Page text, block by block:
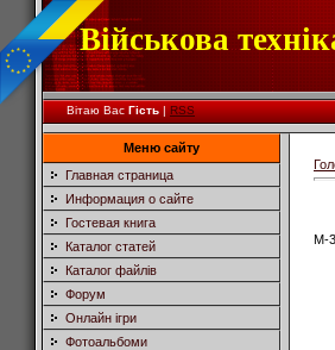
Військова
Вітаю Вас Гість|RSS
Меню сайту
Главная страница
Информация о сайте
Гостевая книга
Каталог статей
Каталог файлів
Форум
Онлайн ігри
Фотоальбоми
М-